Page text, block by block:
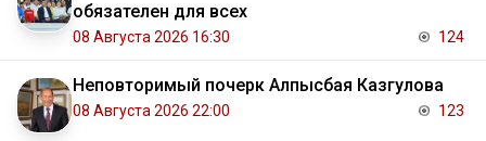
обязателен для всех
08 Августа 2026 16:30 124
Неповторимый почерк Алпысбая Казгулова
08 Августа 2026 22:00 123